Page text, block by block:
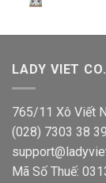
LADY VIET
765/11 Xô Viết
(028) 7303 38
Mã Số Thuế: